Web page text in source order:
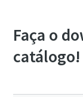
Faça o
catálogo!